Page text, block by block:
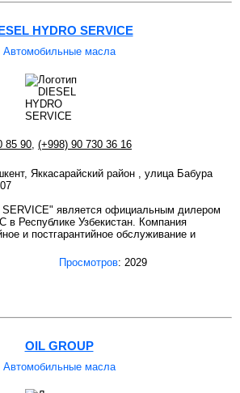
HYDRO SERVICE
Автомобильные масла
85 90 (+998) 90 730 36 16
Яккасарайский район , улица Бабура
является официальным дилером
в Республике Узбекистан. Компания
и постгарантийное обслуживание и
Просмотров: 2029
OIL GROUP
Автомобильные масла